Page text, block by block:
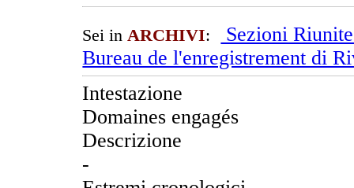
Sei inARCHIVI:
Sezioni
Bureau de l'enregistrement di
Intestazione
Domaines engagés
Descrizione
-